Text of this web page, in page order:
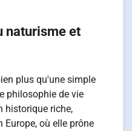
naturisme et
plus qu'une simple
philosophie de vie
historique riche,
Europe, où elle prône